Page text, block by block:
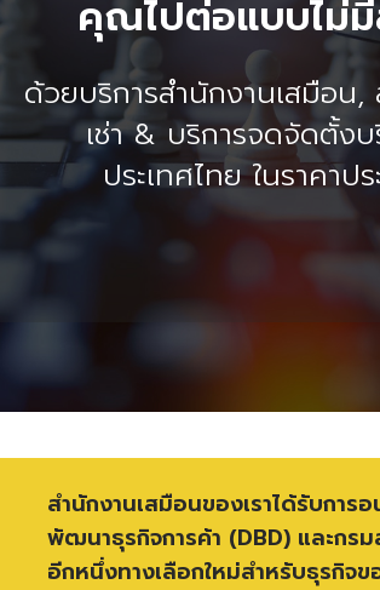
ให้บริการสำนักงาน
สำนักงานให้เช่า &
จัดตั้งบริษัทในประ
ผู้ให้บริการครบวงจรสำหรับ
ธุรกิจในกรุงเทพฯ
6,000 ธุรกิจทั่วโลก
คุณไปต่อแบบไม่
ด้วยบริการสำนักงานเสมือน,
เช่า & บริการจดจัดตั้ง
ประเทศไทย ในราคาป
อีกต่อไป
ทำงานได้ทุกที่ ทุกเ
สัมผัสประสบการณ์ใหม่ไ
เปลี่ยนได้ตามใ
สำนักงานให้เช่าพร้อมใช้, โต๊
ทีม, สำนักงานเสมือน | ห้อง
จัดกิจกรรม
สำนักงานเสมือนของเราได้รับการ
พัฒนาธุรกิจการค้า (DBD) และกร
อีกหนึ่งทางเลือกใหม่สำหรับธุรกิจ